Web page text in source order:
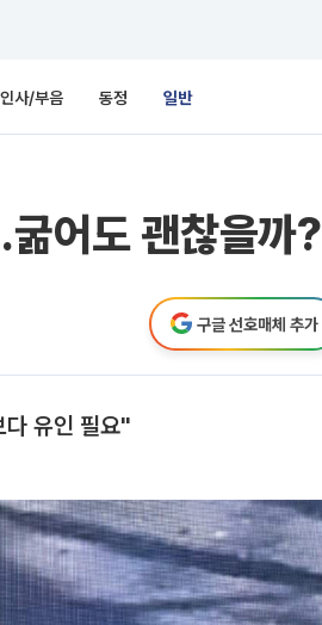
인사/부음 동정 일반
어도 괜찮을까?
구글 선호매체 추가
유인 필요"